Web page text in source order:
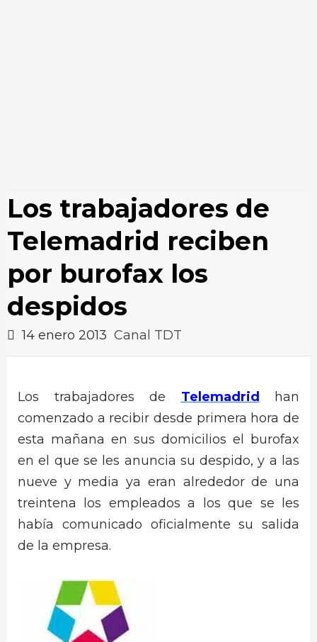
Los trabajadores de
Telemadrid reciben
por burofax los
despidos
14 enero 2013 Canal TDT
Los trabajadores de Telemadrid
han
comenzado a recibir desde primera hora de
esta mañana en sus domicilios el burofax
en el que se les anuncia su despido, y a las
nueve y media ya eran alrededor de una
treintena los empleados a los que se les
había comunicado oficialmente su salida
de la empresa.